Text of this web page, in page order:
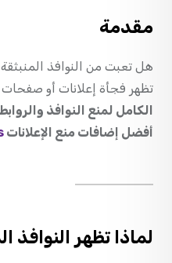
مقدمة
هل تعبت من النوافذ
تظهر فجأة إعلانات أو
الكامل لمنع النوافذ
أفضل إضافات منع الإعلانات
لماذا تظهر النوافذ